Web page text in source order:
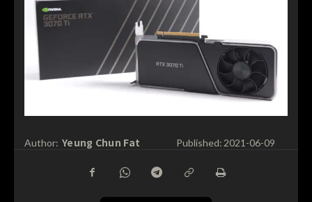
Author: Yeung Chun Fat Published:2021-06-09